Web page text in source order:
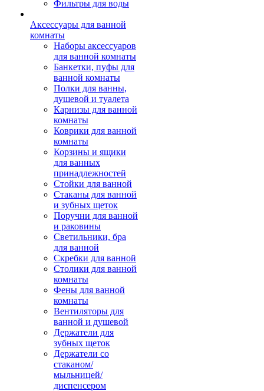
Фильтры для воды
Аксессуары для ванной
комнаты
Наборы аксессуаров
для ванной комнаты
Банкетки, пуфы для
ванной комнаты
Полки для ванны,
душевой и туалета
Карнизы для ванной
комнаты
Коврики для ванной
комнаты
Корзины и ящики
для ванных
принадлежностей
Стойки для ванной
Стаканы для ванной
и зубных щеток
Поручни для ванной
и раковины
Светильники, бра
для ванной
Скребки для ванной
Столики для ванной
комнаты
Фены для ванной
комнаты
Вентиляторы для
ванной и душевой
Держатели для
зубных щеток
Держатели со
стаканом/
мыльницей/
диспенсером